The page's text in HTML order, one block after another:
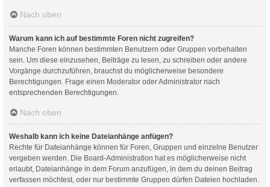
Nach oben
Warum kann ich auf bestimmte Foren nicht zugreifen?
Manche Foren können bestimmten Benutzern oder Gruppen vorbehalten
sein. Um diese einzusehen, Beiträge zu lesen, zu schreiben oder andere
Vorgänge durchzuführen, brauchst du möglicherweise besondere
Berechtigungen. Frage einen Moderator oder Administrator nach
entsprechenden Berechtigungen.
Nach oben
Weshalb kann ich keine Dateianhänge anfügen?
Rechte für Dateianhänge können für Foren, Gruppen und einzelne Benutzer
vergeben werden. Die Board-Administration hat es möglicherweise nicht
erlaubt, Dateianhänge in dem Forum anzufügen, in dem du deinen Beitrag
verfassen möchtest, oder nur bestimmte Gruppen dürfen Dateien hochladen.